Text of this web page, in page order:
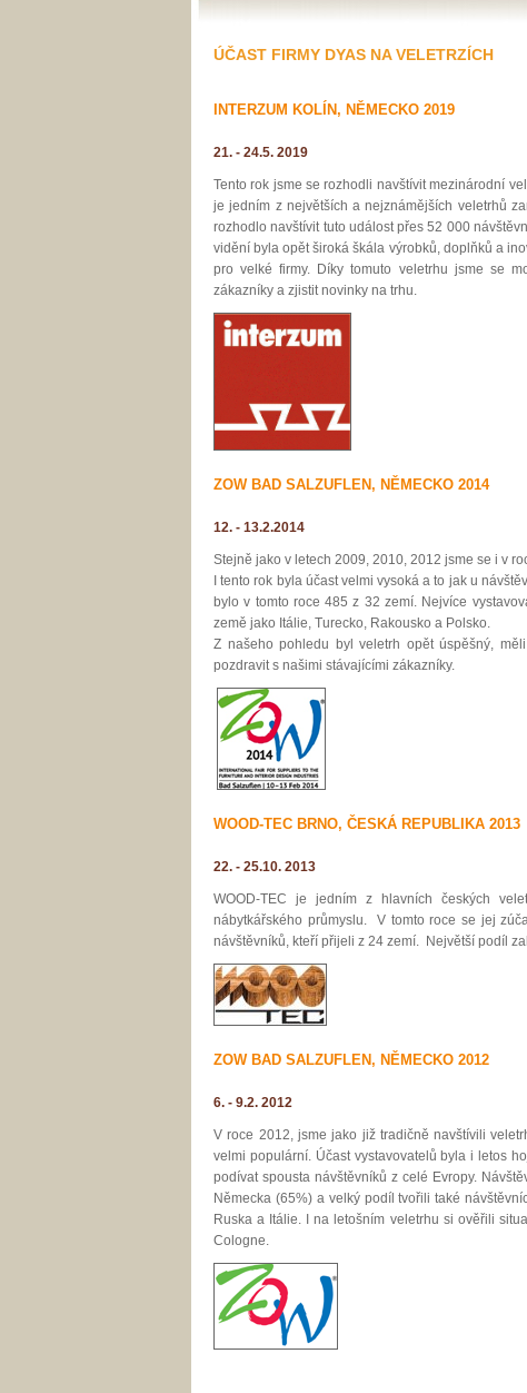
ÚČAST FIRMY DYAS NA VELETRZÍCH
INTERZUM KOLÍN, NĚMECKO 2019
21. - 24.5. 2019
Tento rok jsme se rozhodli navštívit mezinárodní
je jedním z největších a nejznámějších veletrhů
rozhodlo navštívit tuto událost přes 52 000
vidění byla opět široká škála výrobků, doplňků a
pro velké firmy. Díky tomuto veletrhu jsme se
zákazníky a zjistit novinky na trhu.
ZOW BAD SALZUFLEN, NĚMECKO 2014
12. - 13.2.2014
Stejně jako v letech 2009, 2010, 2012 jsme se i v
I tento rok byla účast velmi vysoká a to jak u
bylo v tomto roce 485 z 32 zemí. Nejvíce
země jako Itálie, Turecko, Rakousko a Polsko.
Z našeho pohledu byl veletrh opět úspěšný,
pozdravit s našimi stávajícími zákazníky.
WOOD-TEC BRNO, ČESKÁ REPUBLIKA 2013
22. - 25.10. 2013
WOOD-TEC je jedním z hlavních českých
nábytkářského průmyslu. V tomto roce se jej
návštěvníků, kteří přijeli z 24 zemí. Největší podíl
ZOW BAD SALZUFLEN, NĚMECKO 2012
6. - 9.2. 2012
V roce 2012, jsme jako již tradičně navštívili
velmi populární. Účast vystavovatelů byla i letos
podívat spousta návštěvníků z celé Evropy.
Německa (65%) a velký podíl tvořili také
Ruska a Itálie. I na letošním veletrhu si ověřili
Cologne.